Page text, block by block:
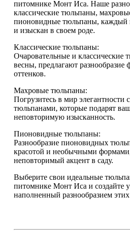
питомнике Монт Иса. Наше
классические тюльпаны,
пионовидные тюльпаны, каждый
и изыскан в своем роде.
Классические тюльпаны:
Очаровательные и классические
весны, предлагают разнообразие
оттенков.
Махровые тюльпаны:
Погрузитесь в мир
тюльпанами, которые подарят
неповторимую изысканность.
Пионовидные тюльпаны:
Разнообразие пионовидных
красотой и необычными формами,
неповторимый акцент в саду.
Выберите свои идеальные
питомнике Монт Иса и создайте
наполненный разнообразием